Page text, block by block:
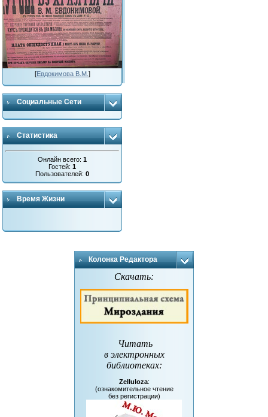
[Евдокимова В.М. ]
Социальные Сети
Статистика
Онлайн всего:1
Гостей:1
Пользователей:0
Время Жизни
Колонка Редактора
Скачать:
Читать
в электронных
библиотеках:
Zelluloza:
(ознакомительное чтение
без регистрации)